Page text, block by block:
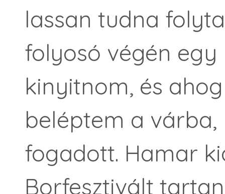
lassan tudna
folyosó végén
kinyitnom, és
beléptem a
fogadott. Hamar
Borfesztivált